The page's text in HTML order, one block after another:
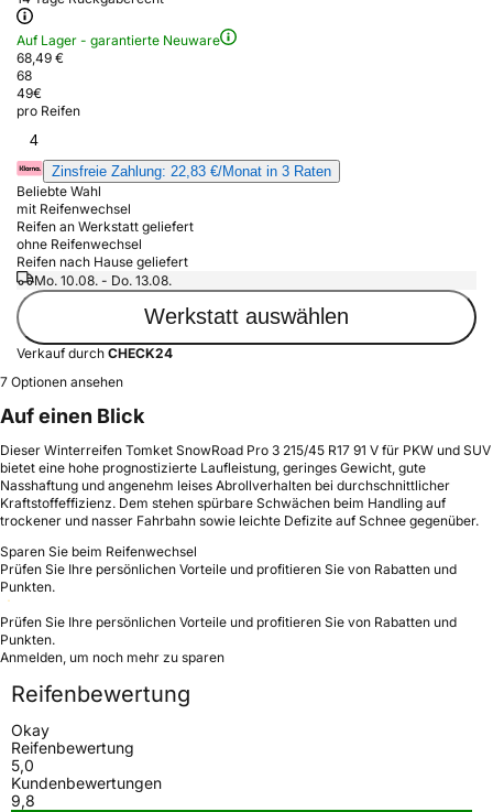
Auf Lager - garantierte Neuware
68,49 €
68
49€
pro Reifen
4
Zinsfreie Zahlung: 22,83 €/Monat in 3 Raten
Beliebte Wahl
mit Reifenwechsel
Reifen an Werkstatt geliefert
ohne Reifenwechsel
Reifen nach Hause geliefert
Mo. 10.08. - Do. 13.08.
Werkstatt auswählen
Verkauf durch CHECK24
7 Optionen ansehen
Auf einen Blick
Dieser Winterreifen Tomket SnowRoad Pro 3 215/45 R17 91 V für PKW und SUV
bietet eine hohe prognostizierte Laufleistung, geringes Gewicht, gute
Nasshaftung und angenehm leises Abrollverhalten bei durchschnittlicher
Kraftstoffeffizienz. Dem stehen spürbare Schwächen beim Handling auf
trockener und nasser Fahrbahn sowie leichte Defizite auf Schnee gegenüber.
Sparen Sie beim Reifenwechsel
Prüfen Sie Ihre persönlichen Vorteile und profitieren Sie von Rabatten und
Punkten.
Prüfen Sie Ihre persönlichen Vorteile und profitieren Sie von Rabatten und
Punkten.
Anmelden, um noch mehr zu sparen
Reifenbewertung
Okay
Reifenbewertung
5,0
Kundenbewertungen
9,8